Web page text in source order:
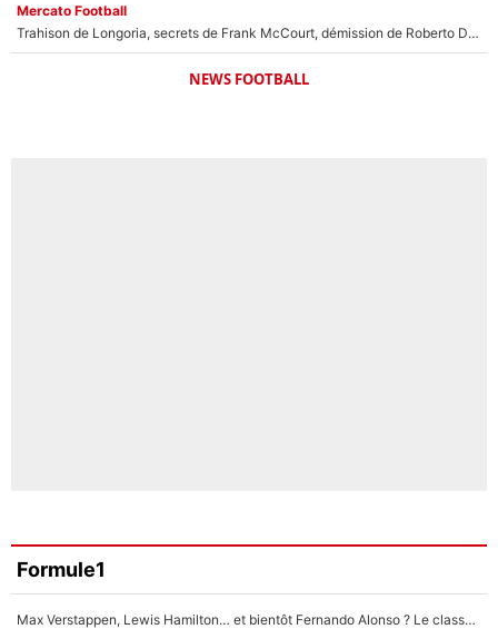
Mercato Football
Trahison de Longoria, secrets de Frank McCourt, démission de Roberto De Zerbi : Medhi Benatia se lâche sur son départ de l'OM et fait d'importantes révélations
NEWS FOOTBALL
Formule1
Max Verstappen, Lewis Hamilton… et bientôt Fernando Alonso ? Le classement des pilotes les mieux payés en Formule 1 risque de changer !